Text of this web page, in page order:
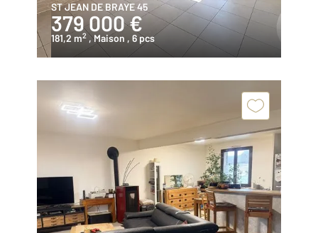
ST JEAN DE BRAYE 45
379 000 €
181,2 m2 , Maison , 6 pcs